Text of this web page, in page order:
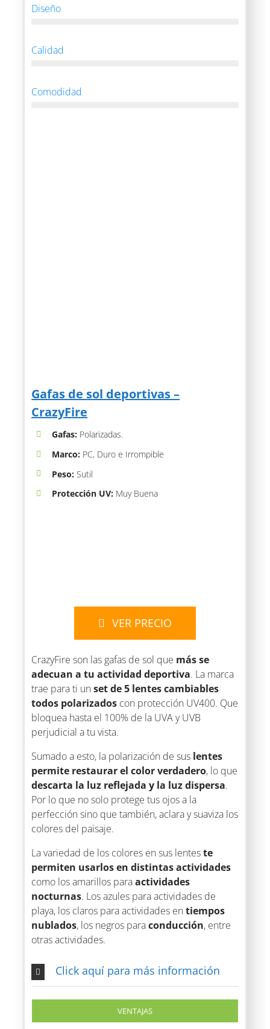
Diseño
Calidad
Comodidad
Gafas de sol deportivas –
CrazyFire
Gafas: Polarizadas.
Marco: PC, Duro e Irrompible
Peso:Sutil
Protección UV:Muy Buena
VER PRECIO
CrazyFire son las gafas de sol que más se
adecuan a tu actividad deportiva. La marca
trae para ti unset de 5 lentes cambiables
todos polarizados con protección UV400. Que
bloquea hasta el 100% de la UVA y UVB
perjudicial a tu vista.
Sumado a esto, la polarización de sus lentes
permite restaurar el color verdadero, lo que
descarta la luz reflejada y la luz dispersa.
Por lo que no solo protege tus ojos a la
perfección sino que también, aclara y suaviza los
colores del paisaje.
La variedad de los colores en sus lenteste
permiten usarlos en distintas actividades
como los amarillos paraactividades
nocturnas. Los azules para actividades de
playa, los claros para actividades entiempos
nublados, los negros paraconducción, entre
otras actividades.
Click aquí para más información
VENTAJAS